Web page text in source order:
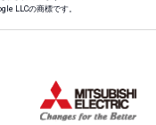
LLCの商標です。